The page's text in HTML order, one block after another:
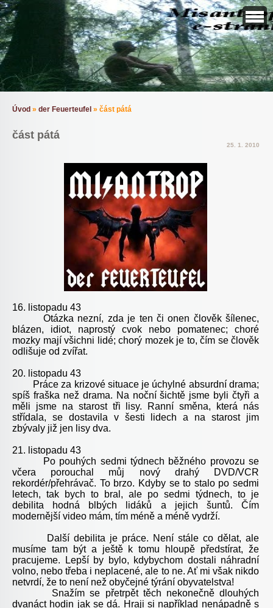
Úvod » der Feuerteufel » část pátá
část pátá
25. 1. 2010
16. listopadu 43
Otázka nezní, zda je ten či onen člověk šílenec,
blázen, idiot, naprostý cvok nebo pomatenec; choré
mozky mají všichni lidé; chorý mozek je to, čím se člověk
odlišuje od zvířat.
20. listopadu 43
Práce za krizové situace je úchylné absurdní drama;
spíš fraška než drama. Na noční šichtě jsme byli čtyři a
měli jsme na starost tři lisy. Ranní směna, která nás
střídala, se dostavila v šesti lidech a na starost jim
zbývaly již jen lisy dva.
21. listopadu 43
Po pouhých sedmi týdnech běžného provozu se
včera porouchal můj nový drahý DVD/VCR
rekordér/přehrávač. To brzo. Kdyby se to stalo po sedmi
letech, tak bych to bral, ale po sedmi týdnech, to je
debilita hodná blbých lidáků a jejich šuntů. Čím
modernější video mám, tím méně a méně vydrží.
Další debilita je práce. Není stále co dělat, ale
musíme tam být a ještě k tomu hloupě předstírat, že
pracujeme. Lepší by bylo, kdybychom dostali náhradní
volno, nebo třeba i neplacené, ale to ne. Ať mi však nikdo
netvrdí, že to není než obyčejné týrání obyvatelstva!
Snažím se přetrpět těch nekonečně dlouhých
dvanáct hodin jak se dá. Hraji si například nenápadně s